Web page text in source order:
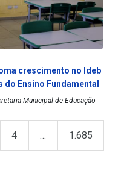
crescimento no Ideb
do Ensino Fundamental
Municipal de Educação
4 … 1.685